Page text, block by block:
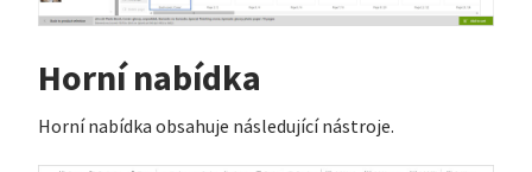
Horní nabídka
Horní nabídka obsahuje následující nástroje.